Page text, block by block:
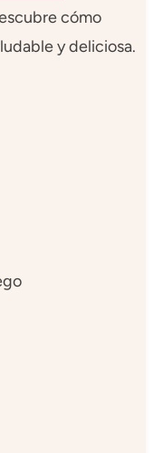
cómo
y deliciosa.